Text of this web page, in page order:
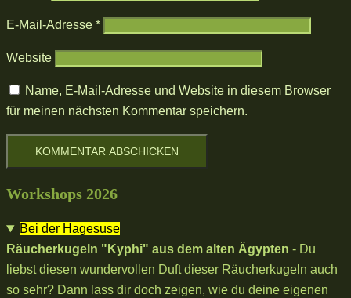
E-Mail-Adresse *
Website
Name, E-Mail-Adresse und Website in diesem Browser
für meinen nächsten Kommentar speichern.
Workshops 2026
Bei der Hagesuse
Räucherkugeln "Kyphi" aus dem alten Ägypten - Du
liebst diesen wundervollen Duft dieser Räucherkugeln auch
so sehr? Dann lass dir doch zeigen, wie du deine eigenen